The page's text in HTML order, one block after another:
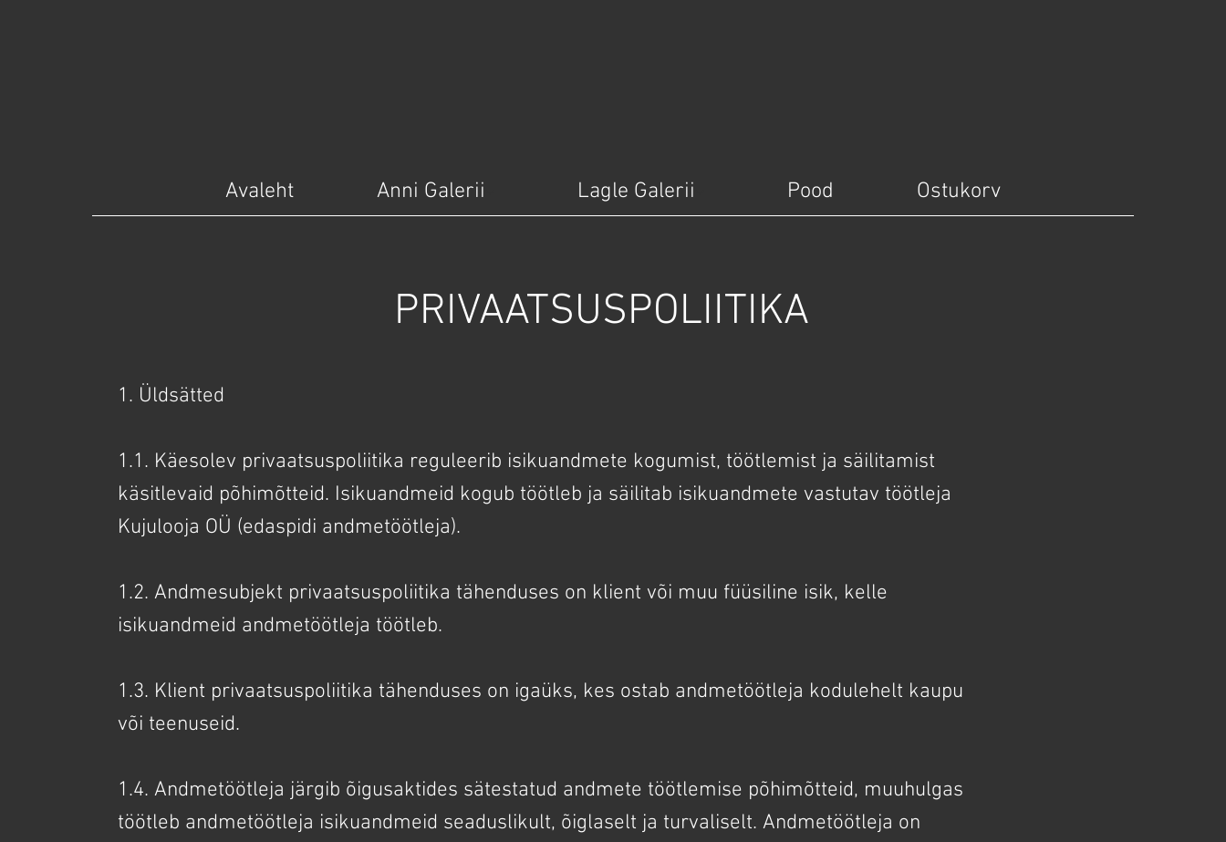
Avaleht Anni Galerii Lagle Galerii Pood Ostukorv
PRIVAATSUSPOLIITIKA
1. Üldsätted
1.1. Käesolev privaatsuspoliitika reguleerib isikuandmete kogumist, töötlemist ja säilitamist
käsitlevaid põhimõtteid. Isikuandmeid kogub töötleb ja säilitab isikuandmete vastutav töötleja
Kujulooja OÜ (edaspidi andmetöötleja).
1.2. Andmesubjekt privaatsuspoliitika tähenduses on klient või muu füüsiline isik, kelle
isikuandmeid andmetöötleja töötleb.
1.3. Klient privaatsuspoliitika tähenduses on igaüks, kes ostab andmetöötleja kodulehelt kaupu
või teenuseid.
1.4. Andmetöötleja järgib õigusaktides sätestatud andmete töötlemise põhimõtteid, muuhulgas
töötleb andmetöötleja isikuandmeid seaduslikult, õiglaselt ja turvaliselt. Andmetöötleja on